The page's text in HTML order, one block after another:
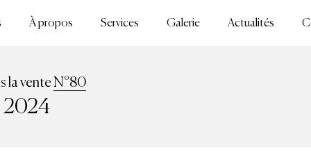
À propos Services Galerie Actualités
la venteN°80
2024